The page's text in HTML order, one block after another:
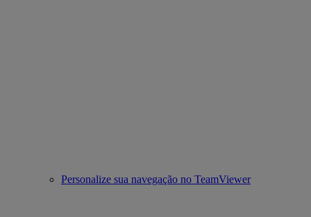
Personalize sua navegação no TeamViewer